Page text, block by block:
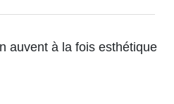
auvent à la fois esthétique